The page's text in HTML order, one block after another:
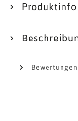
Produktinfo
Bewertungen